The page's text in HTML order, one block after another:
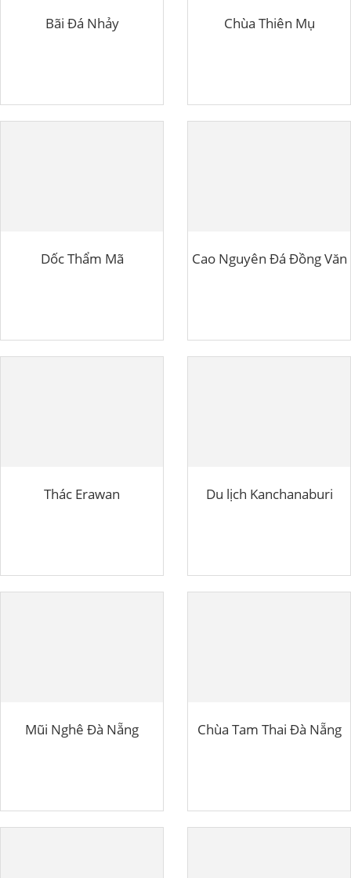
Bãi Đá Nhảy Chùa Thiên Mụ
Dốc Thẩm Mã Cao Nguyên Đá Đồng Văn
Thác Erawan Du lịch Kanchanaburi
Mũi Nghê Đà Nẵng Chùa Tam Thai Đà Nẵng